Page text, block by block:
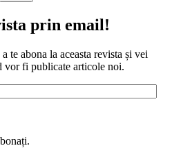
prin email!
te abona la aceasta revista și vei
fi publicate articole noi.